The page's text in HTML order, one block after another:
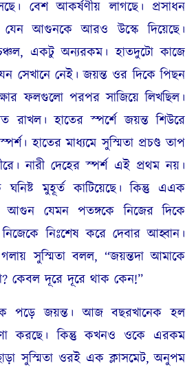
বেশ আকর্ষণীয় লাগছে। প্রসাধন
যেন আগুনকে আরও উস্কে দিয়েছে।
একটু অন্যরকম। হাতদুটো কাজে
সেখানে নেই। জয়ন্ত ওর দিকে পিছন
ফলগুলো পরপর সাজিয়ে লিখছিল।
রাখল। হাতের স্পর্শে জয়ন্ত শিউরে
হাতের মাধ্যমে সুস্মিতা প্রচণ্ড তাপ
নারী দেহের স্পর্শ এই প্রথম নয়।
ঘনিষ্ট মুহূর্ত কাটিয়েছে। কিন্তু এএক
আগুন যেমন পতঙ্গকে নিজের দিকে
নিঃশেষ করে দেবার আহ্বান।
সুস্মিতা বলল, “জয়ন্তদা আমাকে
কেবল দূরে দূরে থাক কেন!”
জয়ন্ত। আজ বছরখানেক হল
করছে। কিন্তু কখনও ওকে এরকম
সুস্মিতা ওরই এক ক্লাসমেট, অনুপম